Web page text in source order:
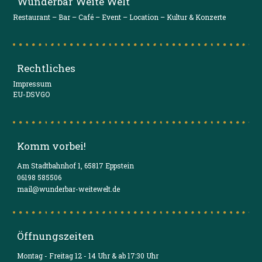
Restaurant – Bar – Café – Event – Location – Kultur & Konzerte
Rechtliches
Impressum
EU-DSVGO
Komm vorbei!
Am Stadtbahnhof 1, 65817 Eppstein
06198 585506
mail@wunderbar-weitewelt.de
Öffnungszeiten
Montag - Freitag 12 - 14 Uhr & ab 17:30 Uhr